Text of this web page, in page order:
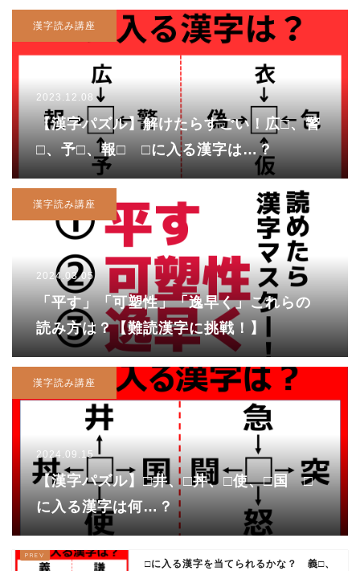
漢字読み講座
2023.12.08
【漢字パズル】解けたらすごい！広□、警
□、予□、報□ □に入る漢字は…？
漢字読み講座
2024.03.05
「平す」「可塑性」「逸早く」これらの
読み方は？【難読漢字に挑戦！】
漢字読み講座
2024.09.15
【漢字パズル】□井、□丼、□使、□国 □
に入る漢字は何…？
□に入る漢字を当てられるかな？ 義□、